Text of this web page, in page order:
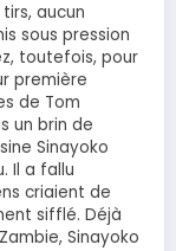
aucun
sous pression
toutefois, pour
première
de Tom
un brin de
Sinayoko
Il a fallu
criaient de
sifflé. Déjà
Sinayoko